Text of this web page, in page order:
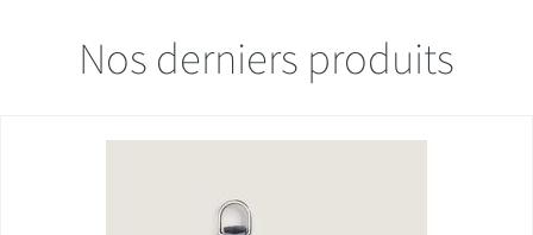
Nos derniers produits